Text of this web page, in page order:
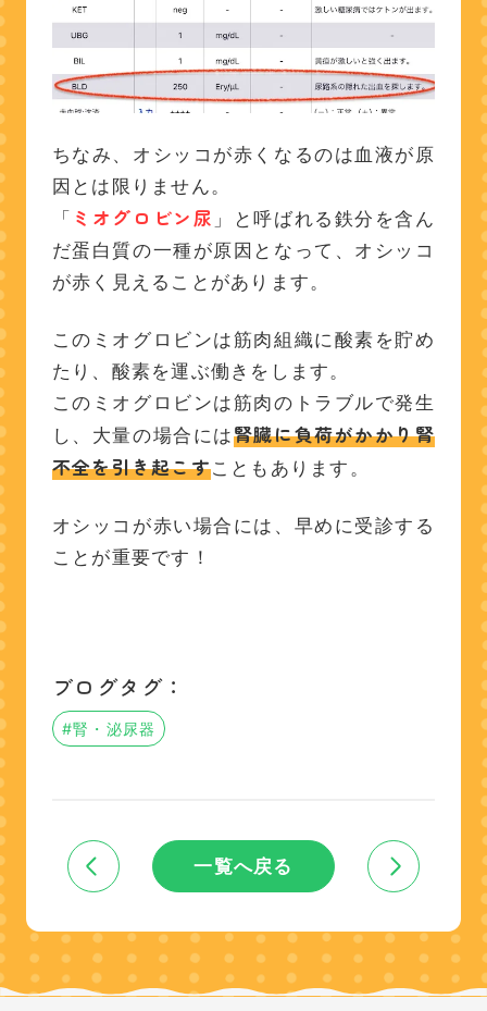
ちなみ、オシッコが赤くなるのは血液が原
因とは限りません。
「 ミオグロビン尿 」と呼ばれる鉄分を含ん
だ蛋白質の一種が原因となって、オシッコ
が赤く見えることがあります。
このミオグロビンは筋肉組織に酸素を貯め
たり、酸素を運ぶ働きをします。
このミオグロビンは筋肉のトラブルで発生
し、大量の場合には腎臓に負荷がかかり腎
不全を引き起こすこともあります。
オシッコが赤い場合には、早めに受診する
ことが重要です！
ブログタグ：
#腎・泌尿器
一覧へ戻る